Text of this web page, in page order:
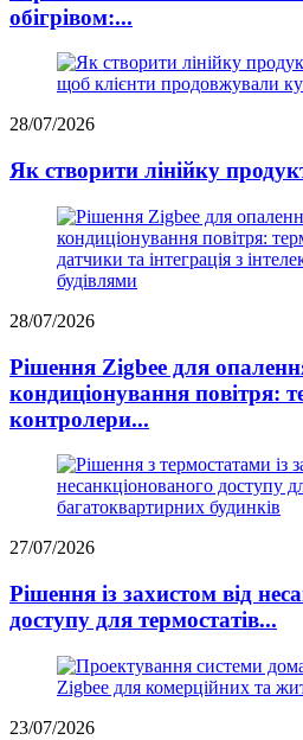
обігрівом:...
28/07/2026
Як створити лінійку
28/07/2026
Рішення Zigbee для
кондиціонування повітря:
контролери...
27/07/2026
Рішення із захистом від
доступу для термостатів...
23/07/2026